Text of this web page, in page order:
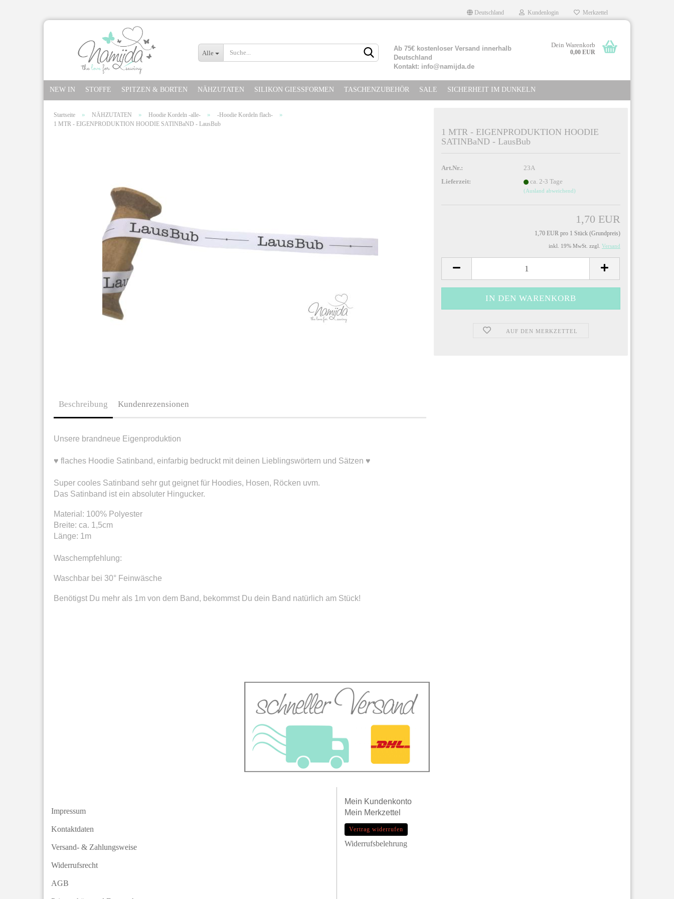
Deutschland Kundenlogin
Passwort vergessen?
Merkzettel
Alle
Ab 75€ kostenloser Versand innerhalb
Deutschland
Kontakt: info@namijda.de
Dein Warenkorb
0,00 EUR
NEW IN STOFFE SPITZEN & BORTEN NÄHZUTATEN SILIKON GIESSFORMEN TASCHENZUBEHÖR SALE SICHERHEIT IM DUNKELN
Startseite » NÄHZUTATEN » Hoodie Kordeln -alle- » -Hoodie Kordeln flach- »
1 MTR - EIGENPRODUKTION HOODIE SATINBaND - LausBub
1 MTR - EIGENPRODUKTION HOODIE
SATINBaND - LausBub
Art.Nr.:
23A
Lieferzeit:
ca. 2-3 Tage
(Ausland abweichend)
1,70 EUR
1,70 EUR pro 1 Stück (Grundpreis)
inkl. 19% MwSt. zzgl. Versand
AUF DEN MERKZETTEL
Beschreibung Kundenrezensionen
Unsere brandneue Eigenproduktion
♥ flaches Hoodie Satinband, einfarbig bedruckt mit deinen Lieblingswörtern und Sätzen ♥
Super cooles Satinband sehr gut geignet für Hoodies, Hosen, Röcken uvm.
Das Satinband ist ein absoluter Hingucker.
Material: 100% Polyester
Breite: ca. 1,5cm
Länge: 1m
Waschempfehlung:
Waschbar bei 30° Feinwäsche
Benötigst Du mehr als 1m von dem Band, bekommst Du dein Band natürlich am Stück!
Impressum
Kontaktdaten
Versand- & Zahlungsweise
Widerrufsrecht
AGB
Mein Kundenkonto
Mein Merkzettel
Vertrag widerrufen
Widerrufsbelehrung